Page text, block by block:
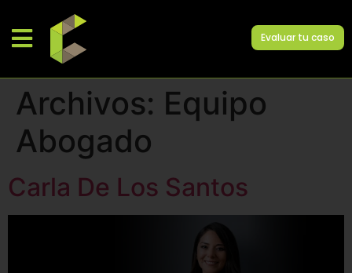
Evaluar tu caso
Archivos: Equipo
Abogado
Carla De Los Santos